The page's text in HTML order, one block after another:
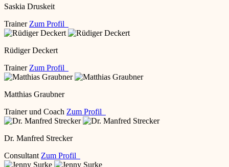
Saskia Druskeit
Trainer Zum Profil
Rüdiger Deckert
Trainer Zum Profil
Matthias Graubner
Trainer und Coach Zum Profil
Dr. Manfred Strecker
Consultant Zum Profil